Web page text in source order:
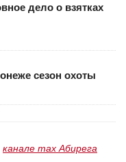
дело о взятках
сезон охоты
канале max Абирега